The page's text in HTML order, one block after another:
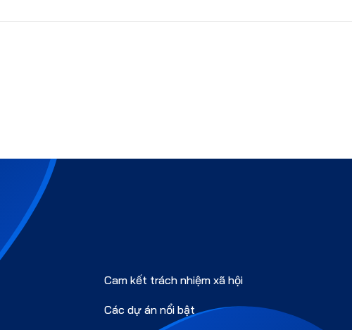
Cam kết trách nhiệm xã hội
Các dự án nổi bật